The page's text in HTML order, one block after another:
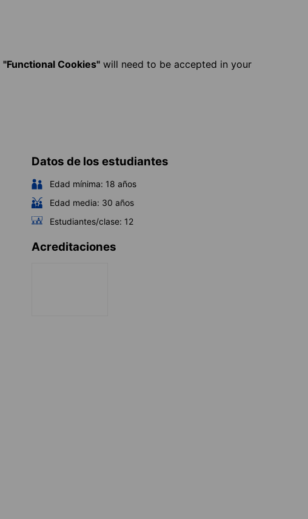
"Functional Cookies" will need to be accepted in your
Datos de los estudiantes
Edad mínima: 18 años
Edad media: 30 años
Estudiantes/clase: 12
Acreditaciones